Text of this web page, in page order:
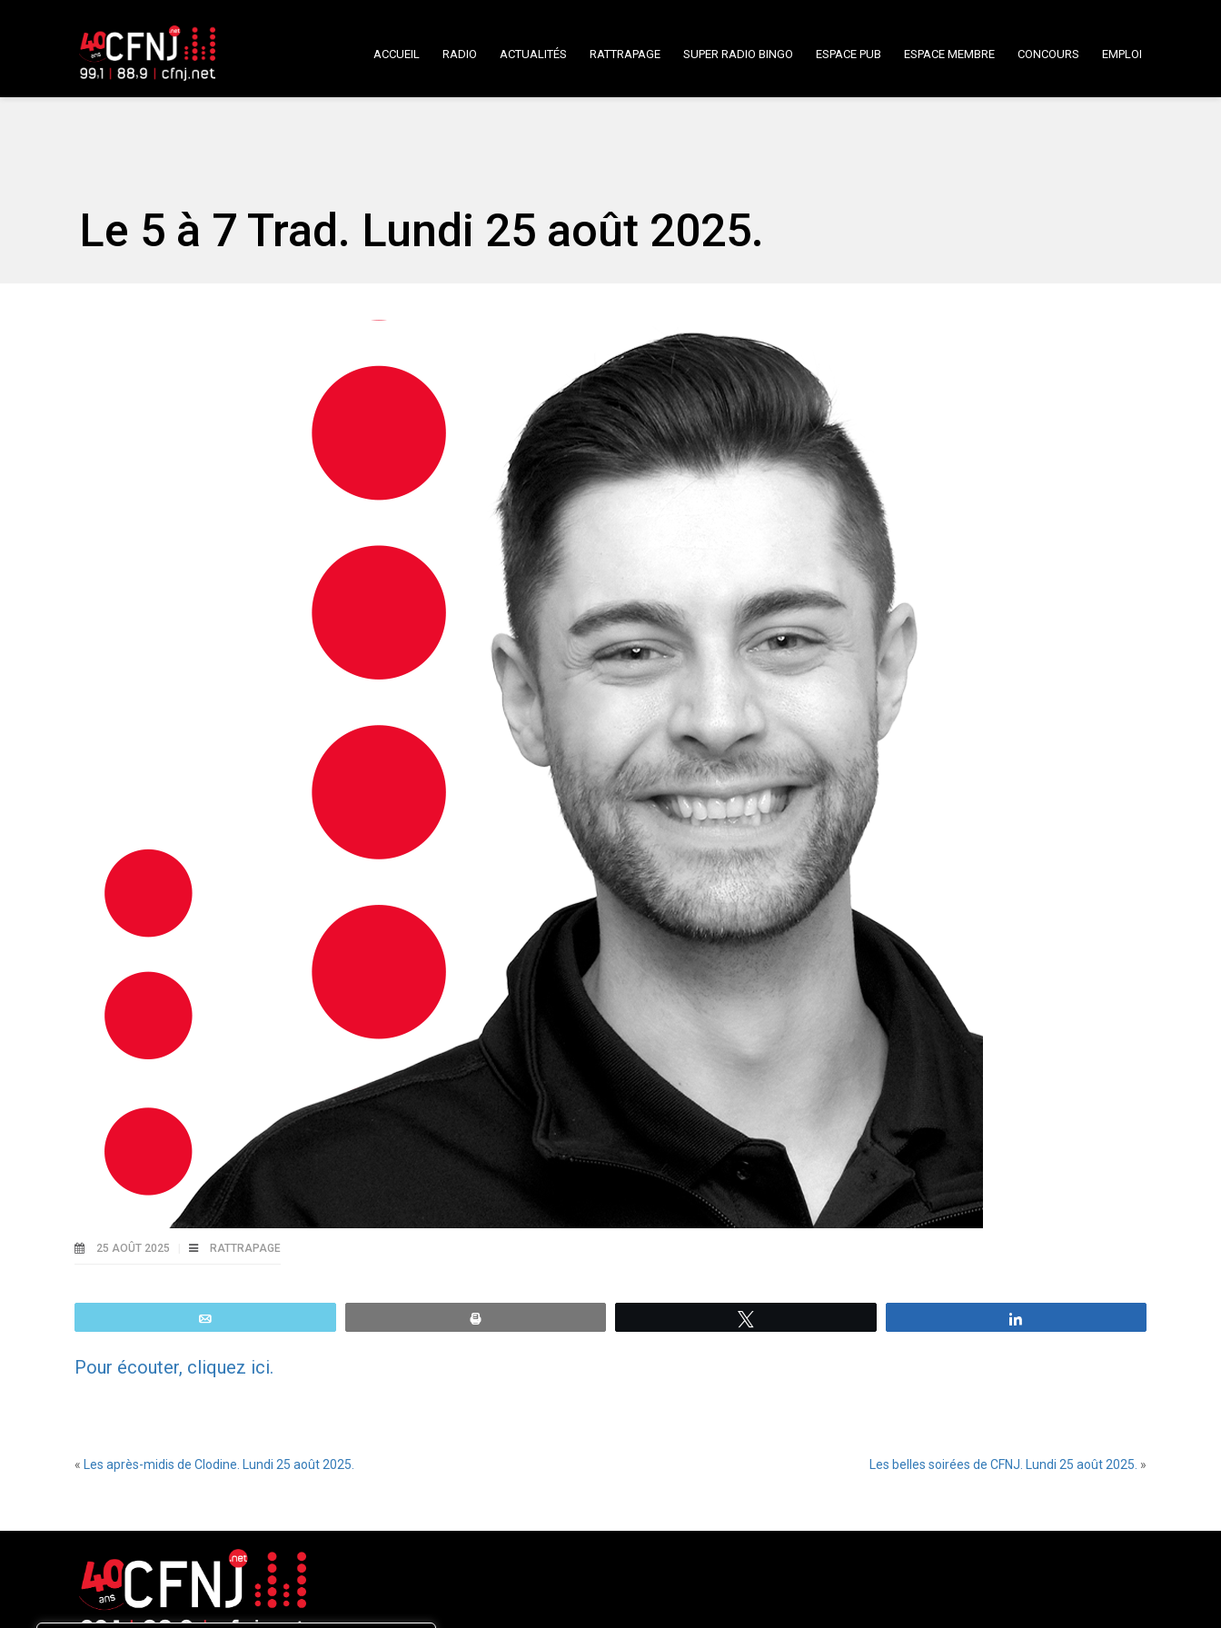
ACCUEIL RADIO ACTUALITÉS RATTRAPAGE SUPER RADIO BINGO ESPACE PUB ESPACE MEMBRE CONCOURS EMPLOI
Le 5 à 7 Trad. Lundi 25 août 2025.
25 AOÛT 2025 RATTRAPAGE
Pour écouter, cliquez ici.
« Les après-midis de Clodine. Lundi 25 août 2025. Les belles soirées de CFNJ. Lundi 25 août 2025. »